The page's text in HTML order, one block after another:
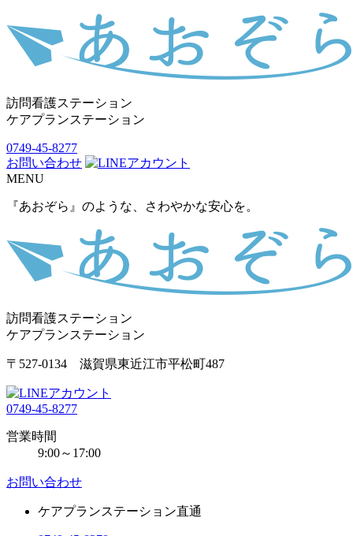
訪問看護ステーション
ケアプランステーション
0749-45-8277
お問い合わせ
MENU
『あおぞら』のような、さわやかな安心を。
訪問看護ステーション
ケアプランステーション
〒527-0134 滋賀県東近江市平松町487
0749-45-8277
営業時間
9:00～17:00
お問い合わせ
ケアプランステーション直通